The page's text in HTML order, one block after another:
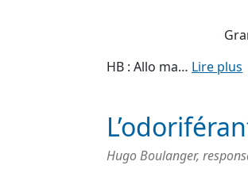
HB : Allo ma… Lire plus
Hugo Boulanger,